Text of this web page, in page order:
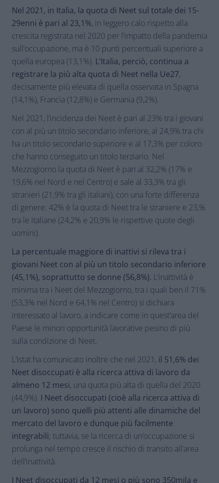
Nel 2021, in Italia, la quota di Neet sul totale dei 15-
29enni è pari al 23,1%, in leggero calo rispetto alla
crescita registrata nel 2020 per l’impatto della pandemia
sull’occupazione, ma è 10 punti percentuali superiore a
quella europea (13,1%). L’Italia, perciò, continua a
registrare la più alta quota di Neet nella Ue27,
decisamente più elevata di quella osservata in Spagna
(14,1%), Francia (12,8%) e Germania (9,2%).
Nel 2021, l’incidenza dei Neet è pari al 23% tra i giovani
con al più un titolo secondario inferiore, al 24,9% tra chi
ha un titolo secondario superiore e al 17,3% per coloro
che hanno conseguito un titolo terziario. Nel
Mezzogiorno la quota di Neet è pari al 32,2% (17% e
19,6% nel Nord e nel Centro) e sale al 33,3% tra gli
stranieri (21,9% tra gli italiani), con una forte differenza
di genere: 42% è la quota di Neet tra le straniere e 23,%
tra le italiane (24,2% e 20,9% le rispettive quote degli
uomini).
La percentuale maggiore di inattivi si rileva tra i
giovani Neet con al più un titolo secondario inferiore
(45,1%), soprattutto se donne (56,8%). L’inattività è
minima tra i Neet del Mezzogiorno, tra i quali ben il 71%
(53,3% nel Nord e 64,1% nel Centro) si dichiara
interessato al lavoro, a indicare come in quest’area del
Paese le minori opportunità lavorative pesino di più
sulla condizione di Neet.
L’Istat ha comunicato inoltre che nel 2021, il 51,6% dei
Neet disoccupati è alla ricerca attiva di lavoro da
almeno 12 mesi, una quota più alta di quella del 2020
(44,9%). I Neet disoccupati (cioè alla ricerca attiva di
un lavoro) sono quelli più attenti alle dinamiche del
mercato del lavoro e dunque più facilmente
integrabili; tuttavia, se la ricerca di un’occupazione si
prolunga nel tempo cresce il rischio di transito all’area
dell’inattività.
I Neet disoccupati da 12 mesi o più sono 350mila e